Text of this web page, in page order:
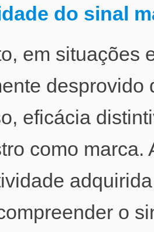
do sinal
em situações
desprovido
eficácia
como marca.
o